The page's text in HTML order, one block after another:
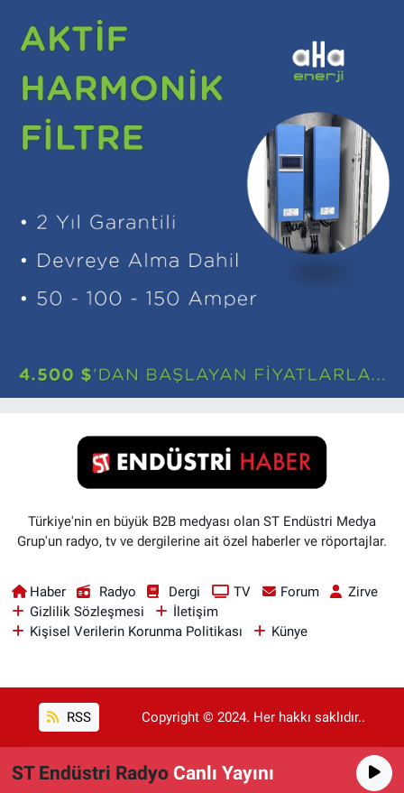
Türkiye'nin en büyük B2B medyası olan ST Endüstri Medya
Grup'un radyo, tv ve dergilerine ait özel haberler ve röportajlar.
Haber Radyo Dergi TV Forum
Zirve
Gizlilik Sözleşmesi
İletişim
Kişisel Verilerin Korunma Politikası
Künye
RSS Copyright © 2024. Her hakkı saklıdır..
Haber Yazılımı: TE Bilişim
ST Endüstri Radyo Canlı Yayını